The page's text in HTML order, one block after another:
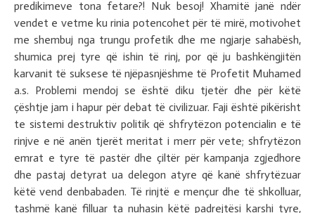
predikimeve tona fetare?! Nuk besoj! Xhamitë janë ndër
vendet e vetme ku rinia potencohet për të mirë, motivohet
me shembuj nga trungu profetik dhe me ngjarje sahabësh,
shumica prej tyre që ishin të rinj, por që ju bashkëngjitën
karvanit të suksese të njëpasnjëshme të Profetit Muhamed
a.s. Problemi mendoj se është diku tjetër dhe për këtë
çështje jam i hapur për debat të civilizuar. Faji është pikërisht
te sistemi destruktiv politik që shfrytëzon potencialin e të
rinjve e në anën tjerët meritat i merr për vete; shfrytëzon
emrat e tyre të pastër dhe çiltër për kampanja zgjedhore
dhe pastaj detyrat ua delegon atyre që kanë shfrytëzuar
këtë vend denbabaden. Të rinjtë e mençur dhe të shkolluar,
tashmë kanë filluar ta nuhasin këtë padrejtësi karshi tyre,